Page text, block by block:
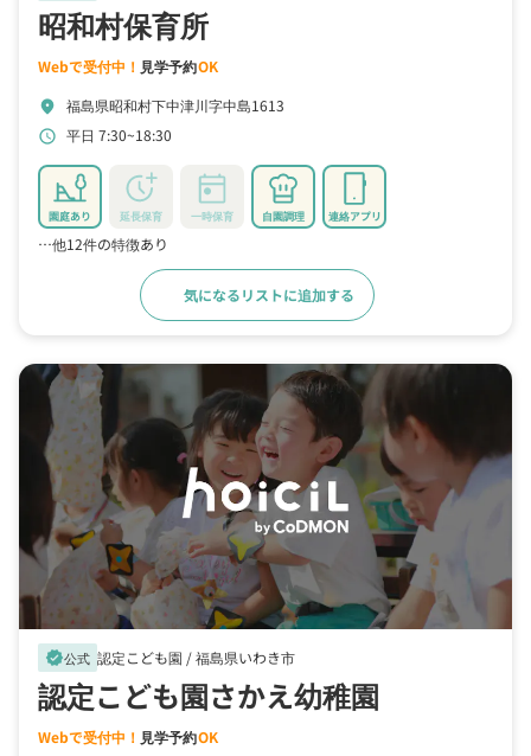
昭和村保育所
Webで受付中！ 見学予約OK
location_on 福島県昭和村下中津川字中島1613
schedule 平日 7:30~18:30
園庭あり 延長保育 一時保育 自園調理 連絡アプリ
…他12件の特徴あり
気になるリストに追加する
verified公式 認定こども園 /福島県いわき市
認定こども園さかえ幼稚園
Webで受付中！ 見学予約OK